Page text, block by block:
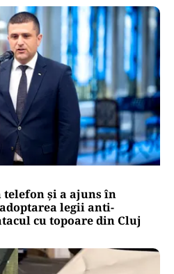
și a ajuns în
legii anti-
cu topoare din Cluj